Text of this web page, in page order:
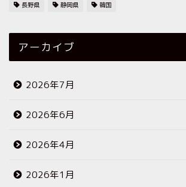
長野県 静岡県 韓国
アーカイブ
2026年7月
2026年6月
2026年4月
2026年1月